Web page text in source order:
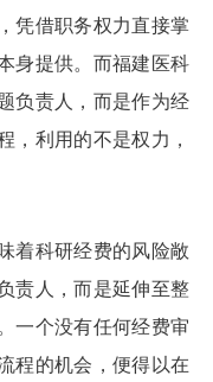
凭借职务权力直接掌
身提供。而福建医科
负责人，而是作为经
，利用的不是权力，
着科研经费的风险敞
责人，而是延伸至整
一个没有任何经费审
程的机会，便得以在